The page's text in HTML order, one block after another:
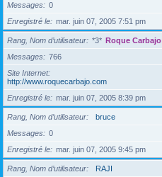
Messages
0
Enregistré le
mar. juin 07, 2005 7:51 pm
Rang, Nom d’utilisateur *3* Roque Carbajo
Messages
766
Site Internet
http://www.roquecarbajo.com
Enregistré le
mar. juin 07, 2005 8:39 pm
Rang, Nom d’utilisateur
bruce
Messages
0
Enregistré le
mar. juin 07, 2005 9:45 pm
Rang, Nom d’utilisateur
RAJI